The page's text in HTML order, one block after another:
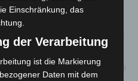
Nächster Artikel
Einschränkung, das
der Verarbeitung
ist die Markierung
Daten mit dem